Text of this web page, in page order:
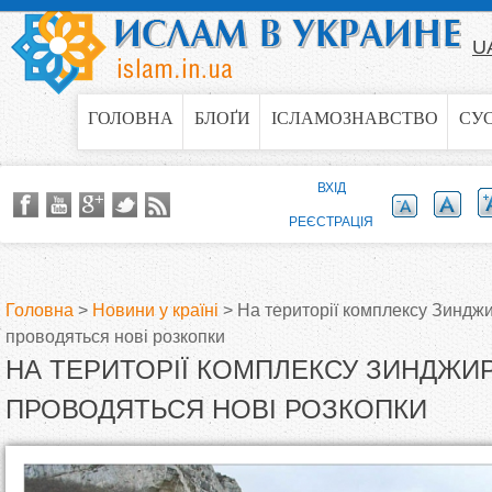
Jump to navigation
ГОЛОВНА БЛОҐИ ІСЛАМОЗНАВСТВО
В
и
є
Головна > Новини у країні > На території комплексу
проводяться нові розкопки
НА ТЕРИТОРІЇ КОМПЛЕКСУ
ПРОВОДЯТЬСЯ НОВІ РОЗКОПКИ
ВХІД
РЕЄСТРАЦІЯ